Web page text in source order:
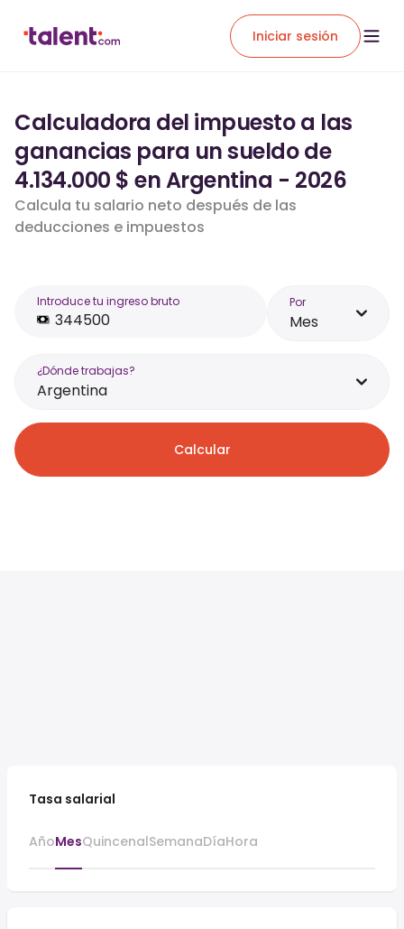
Iniciar sesión
Calculadora del impuesto a las
ganancias para un sueldo de
4.134.000 $ en Argentina - 2026
Calcula tu salario neto después de las
deducciones e impuestos
Introduce tu ingreso bruto Por
Mes
¿Dónde trabajas?
Argentina
Calcular
Tasa salarial
AñoMesQuincenalSemanaDíaHora